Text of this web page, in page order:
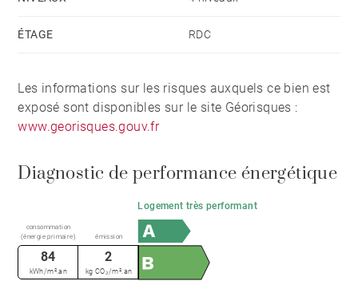
d’en sortir, avec dans ce cas une régularisation de la
* Dossier complet disponible sur demande.
ÉTAGE RDC
Les informations sur les risques auxquels ce bien est
exposé sont disponibles sur le site Géorisques :
www.georisques.gouv.fr
Diagnostic de performance énergétique
Logement très performant
consommation
(énergie primaire)
émission
84
kWh/m².an
2
kg CO₂/m².an